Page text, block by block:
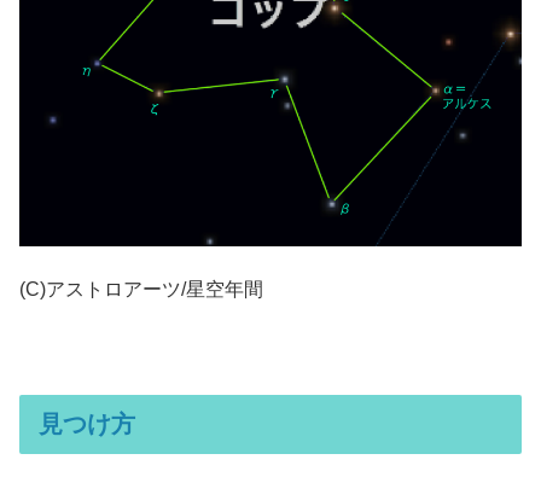
(C)アストロアーツ/星空年間
見つけ方